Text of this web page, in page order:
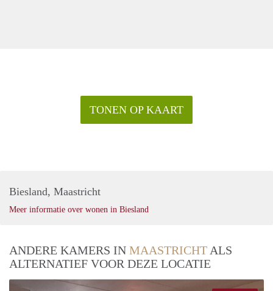
TONEN OP KAART
Biesland, Maastricht
Meer informatie over wonen in Biesland
ANDERE KAMERS IN MAASTRICHT ALS
ALTERNATIEF VOOR DEZE LOCATIE